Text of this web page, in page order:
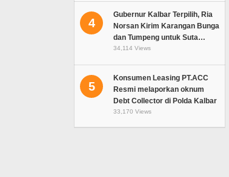
4
Gubernur Kalbar Terpilih, Ria
Norsan Kirim Karangan Bunga
dan Tumpeng untuk Suta…
34,114 Views
5
Konsumen Leasing PT.ACC
Resmi melaporkan oknum
Debt Collector di Polda Kalbar
33,170 Views